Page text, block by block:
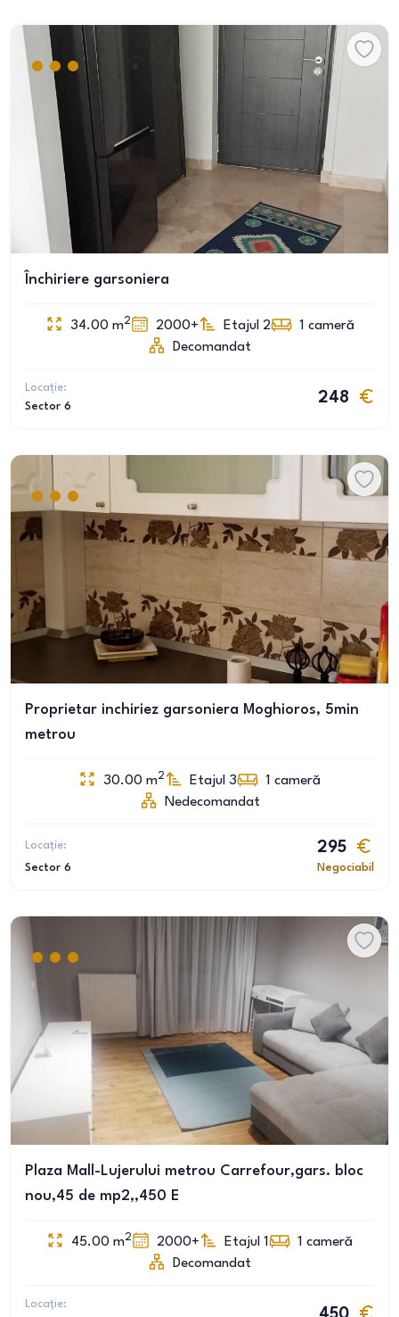
Închiriere garsoniera
34.00 m2 2000+ Etajul 2 1 cameră
Decomandat
Locație:
Sector 6
248
Proprietar inchiriez garsoniera Moghioros, 5min
metrou
30.00 m2 Etajul 3 1 cameră
Nedecomandat
Locație:
Sector 6
295
Negociabil
Plaza Mall-Lujerului metrou Carrefour,gars. bloc
nou,45 de mp2,,450 E
45.00 m2 2000+ Etajul 1 1 cameră
Decomandat
Locație: